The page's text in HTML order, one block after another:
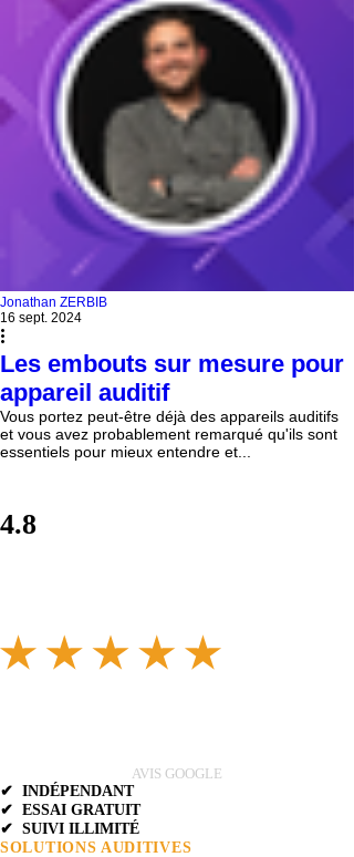
Jonathan ZERBIB
16 sept. 2024
Les embouts sur mesure pour
appareil auditif
Vous portez peut-être déjà des appareils auditifs
et vous avez probablement remarqué qu'ils sont
essentiels pour mieux entendre et...
4.8
AVIS GOOGLE
✔ INDÉPENDANT
✔ ESSAI GRATUIT
✔ SUIVI ILLIMITÉ
SOLUTIONS AUDITIVES